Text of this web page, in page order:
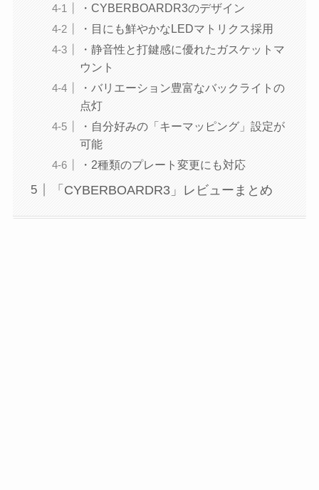
・CYBERBOARDR3のデザイン
・目にも鮮やかなLEDマトリクス採用
・静音性と打鍵感に優れたガスケットマ
ウント
・バリエーション豊富なバックライトの
点灯
・自分好みの「キーマッピング」設定が
可能
・2種類のプレート変更にも対応
「CYBERBOARDR3」レビューまとめ